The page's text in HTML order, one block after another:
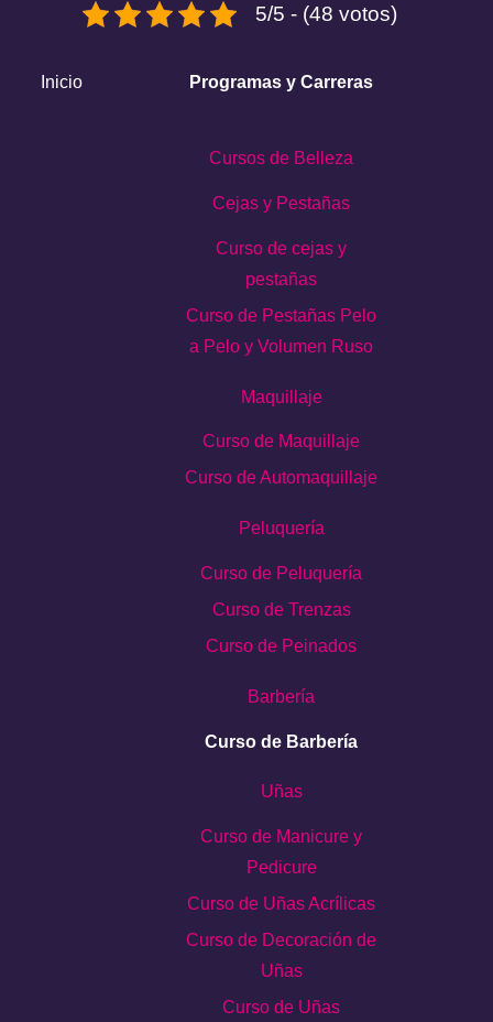
5/5 - (48 votos)
Inicio Programas y Carreras
Cursos de Belleza
Cejas y Pestañas
Curso de cejas y
pestañas
Curso de Pestañas Pelo
a Pelo y Volumen Ruso
Maquillaje
Curso de Maquillaje
Curso de Automaquillaje
Peluquería
Curso de Peluquería
Curso de Trenzas
Curso de Peinados
Barbería
Curso de Barbería
Uñas
Curso de Manicure y
Pedicure
Curso de Uñas Acrílicas
Curso de Decoración de
Uñas
Curso de Uñas